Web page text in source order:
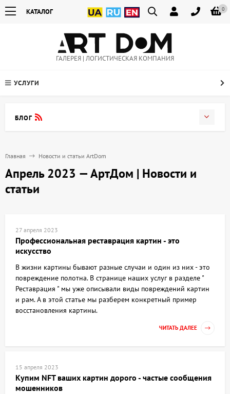
0
КАТАЛОГ
ГАЛЕРЕЯ | ЛОГИСТИЧЕСКАЯ КОМПАНИЯ
УСЛУГИ
Главная Новости и статьи ArtDom
Апрель 2023 — АртДом | Новости и
статьи
27 апреля 2023
Профессиональная реставрация картин - это
искусство
В жизни картины бывают разные случаи и один из них - это
повреждение полотна. В странице наших услуг в разделе "
Реставрация " мы уже описывали виды повреждений картин
и рам. А в этой статье мы разберем конкретный пример
восстановления картины.
ЧИТАТЬ ДАЛЕЕ
15 апреля 2023
Купим NFT ваших картин дорого - частые сообщения
мошенников
БЛОГ